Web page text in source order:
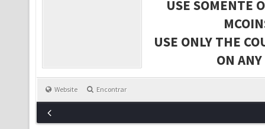
USE SOMENTE
USE ONLY THE
ON
Website Encontrar